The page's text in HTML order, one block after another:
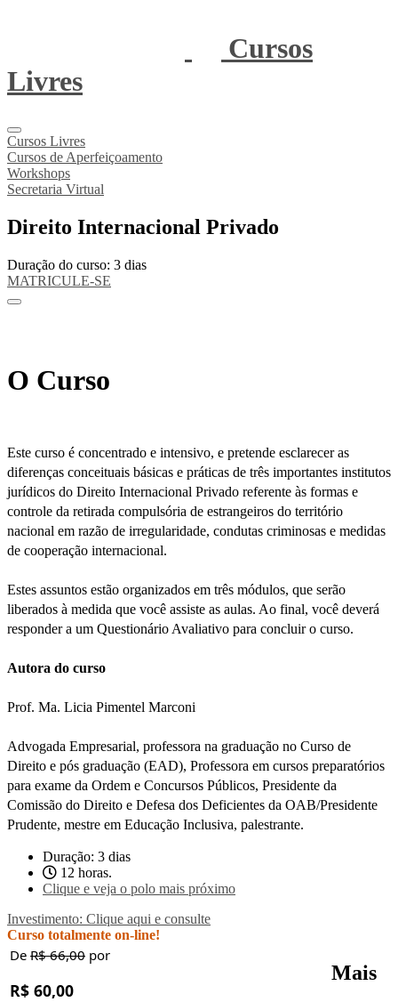
Cursos
Livres
Cursos Livres
Cursos de Aperfeiçoamento
Workshops
Secretaria Virtual
Direito Internacional Privado
Duração do curso: 3 dias
MATRICULE-SE
O Curso
Este curso é concentrado e intensivo, e pretende esclarecer as
diferenças conceituais básicas e práticas de três importantes institutos
jurídicos do Direito Internacional Privado referente às formas e
controle da retirada compulsória de estrangeiros do território
nacional em razão de irregularidade, condutas criminosas e medidas
de cooperação internacional.
Estes assuntos estão organizados em três módulos, que serão
liberados à medida que você assiste as aulas. Ao final, você deverá
responder a um Questionário Avaliativo para concluir o curso.
Autora do curso
Prof. Ma. Licia Pimentel Marconi
Advogada Empresarial, professora na graduação no Curso de
Direito e pós graduação (EAD), Professora em cursos preparatórios
para exame da Ordem e Concursos Públicos, Presidente da
Comissão do Direito e Defesa dos Deficientes da OAB/Presidente
Prudente, mestre em Educação Inclusiva, palestrante.
Duração: 3 dias
12 horas.
Clique e veja o polo mais próximo
Investimento: Clique aqui e consulte
Curso totalmente on-line!
De R$ 66,00 por
R$ 60,00
Mais